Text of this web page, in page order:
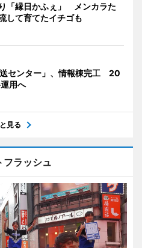
「縁日かふぇ」 メンカラた
して育てたイチゴも
センター」、情報棟完工 20
用へ
見る
フラッシュ